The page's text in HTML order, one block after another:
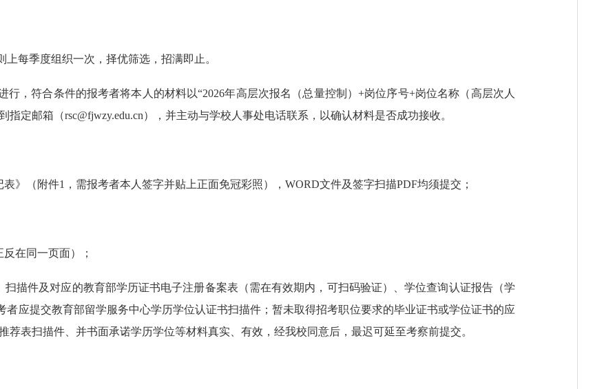
每季度组织一次，择优筛选，招满即止。
行，符合条件的报考者将本人的材料以“2026年高层次报名（总量控制）+岗位序号+岗位名称（高层次人
定邮箱（rsc@fjwzy.edu.cn），并主动与学校人事处电话联系，以确认材料是否成功接收。
》（附件1，需报考者本人签字并贴上正面免冠彩照），WORD文件及签字扫描PDF均须提交；
在同一页面）；
扫描件及对应的教育部学历证书电子注册备案表（需在有效期内，可扫码验证）、学位查询认证报告（学
者应提交教育部留学服务中心学历学位认证书扫描件；暂未取得招考职位要求的毕业证书或学位证书的应
荐表扫描件、并书面承诺学历学位等材料真实、有效，经我校同意后，最迟可延至考察前提交。